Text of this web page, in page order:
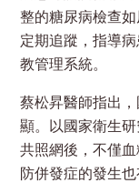
整的糖尿病檢查
定期追蹤，指導
教管理系統。
蔡松昇醫師指出
顯。以國家衛生
共照網後，不僅
防併發症的發生也